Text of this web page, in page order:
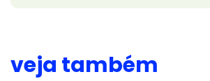
veja também